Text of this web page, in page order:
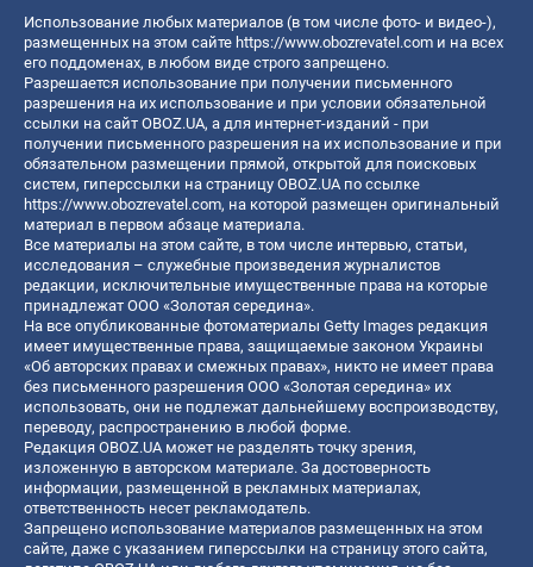
Использование любых материалов (в том числе фото- и видео-),
размещенных на этом сайте https://www.obozrevatel.com и на всех
его поддоменах, в любом виде строго запрещено.
Разрешается использование при получении письменного
разрешения на их использование и при условии обязательной
ссылки на сайт OBOZ.UA, а для интернет-изданий - при
получении письменного разрешения на их использование и при
обязательном размещении прямой, открытой для поисковых
систем, гиперссылки на страницу OBOZ.UA по ссылке
https://www.obozrevatel.com, на которой размещен оригинальный
материал в первом абзаце материала.
Все материалы на этом сайте, в том числе интервью, статьи,
исследования – служебные произведения журналистов
редакции, исключительные имущественные права на которые
принадлежат ООО «Золотая середина».
На все опубликованные фотоматериалы Getty Images редакция
имеет имущественные права, защищаемые законом Украины
«Об авторских правах и смежных правах», никто не имеет права
без письменного разрешения ООО «Золотая середина» их
использовать, они не подлежат дальнейшему воспроизводству,
переводу, распространению в любой форме.
Редакция OBOZ.UA может не разделять точку зрения,
изложенную в авторском материале. За достоверность
информации, размещенной в рекламных материалах,
ответственность несет рекламодатель.
Запрещено использование материалов размещенных на этом
сайте, даже с указанием гиперссылки на страницу этого сайта,